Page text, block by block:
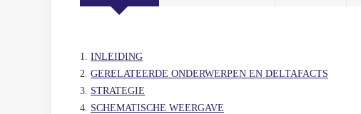
1. INLEIDING
2. GERELATEERDE ONDERWERPEN EN DELTAFACTS
3. STRATEGIE
4. SCHEMATISCHE WEERGAVE